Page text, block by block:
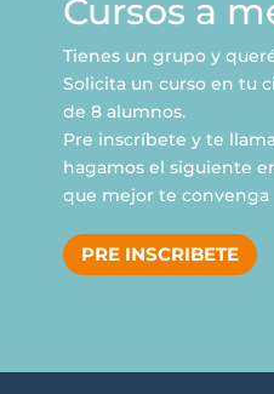
Cursos a
Tienes un grupo y
Solicita un curso en tu
de 8 alumnos.
Pre inscríbete y te
hagamos el siguiente
que mejor te convenga
PRE INSCRIBETE